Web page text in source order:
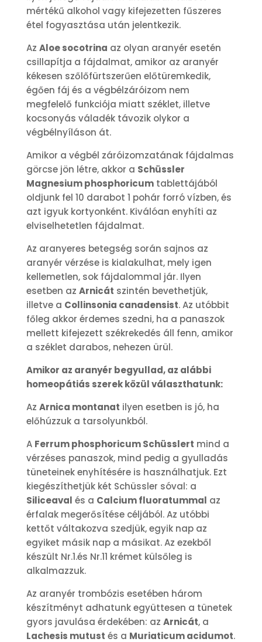
mértékű alkohol vagy kifejezetten fűszeres
étel fogyasztása után jelentkezik.
Az Aloe socotrina az olyan aranyér esetén
csillapítja a fájdalmat, amikor az aranyér
kékesen szőlőfürtszerűen előtüremkedik,
égően fáj és a végbélzáróizom nem
megfelelő funkciója miatt széklet, illetve
kocsonyás váladék távozik olykor a
végbélnyíláson át.
Amikor a végbél záróizomzatának fájdalmas
görcse jön létre, akkor a Schüssler
Magnesium phosphoricumtablettájából
oldjunk fel 10 darabot 1 pohár forró vízben, és
azt igyuk kortyonként. Kiválóan enyhíti az
elviselhetetlen fájdalmat.
Az aranyeres betegség során sajnos az
aranyér vérzése is kialakulhat, mely igen
kellemetlen, sok fájdalommal jár. Ilyen
esetben az Arnicát szintén bevethetjük,
illetve a Collinsonia canadensist. Az utóbbit
főleg akkor érdemes szedni, ha a panaszok
mellett kifejezett székrekedés áll fenn, amikor
a széklet darabos, nehezen ürül.
Amikor az aranyér begyullad, az alábbi
homeopátiás szerek közül választhatunk:
Az Arnica montanat ilyen esetben is jó, ha
előhúzzuk a tarsolyunkból.
A Ferrum phosphoricum Schüsslert mind a
vérzéses panaszok, mind pedig a gyulladás
tüneteinek enyhítésére is használhatjuk. Ezt
kiegészíthetjük két Schüssler sóval: a
Siliceaval és a Calcium fluoratummal az
érfalak megerősítése céljából. Az utóbbi
kettőt váltakozva szedjük, egyik nap az
egyiket másik nap a másikat. Az ezekből
készült Nr.1.és Nr.11 krémet külsőleg is
alkalmazzuk.
Az aranyér trombózis esetében három
készítményt adhatunk együttesen a tünetek
gyors javulása érdekében: az Arnicát, a
Lachesis mutust és a Muriaticum acidumot.